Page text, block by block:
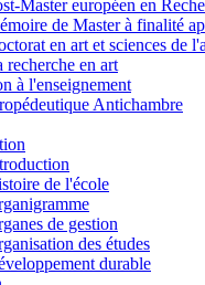
Master européen en
de Master à finalité
en art et sciences de
recherche en art
à l'enseignement
Antichambre
de l'école
de gestion
des études
durable